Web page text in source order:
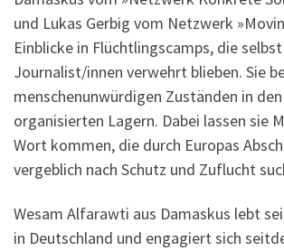
und Lukas Gerbig vom Netzwerk
Einblicke in Flüchtlingscamps, die selbst
Journalist/innen verwehrt blieben. Sie
menschenunwürdigen Zuständen in
organisierten Lagern. Dabei lassen sie
Wort kommen, die durch Europas
vergeblich nach Schutz und Zuflucht
Wesam Alfarawti aus Damaskus lebt
in Deutschland und engagiert sich